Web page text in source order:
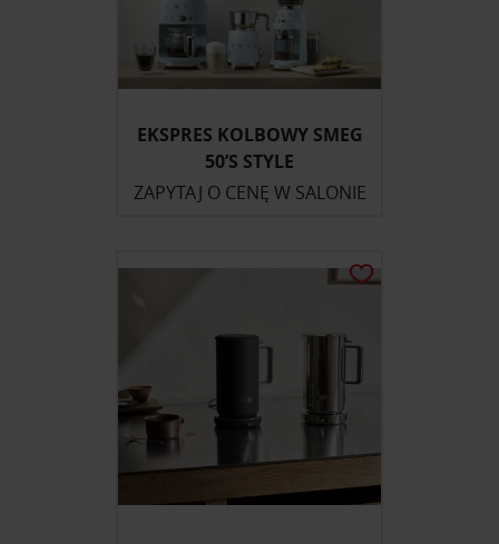
EKSPRES KOLBOWY SMEG
50’S STYLE
ZAPYTAJ O CENĘ W SALONIE